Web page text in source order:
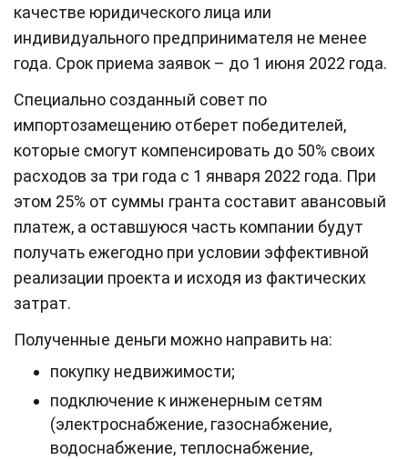
качестве юридического лица или
индивидуального предпринимателя не менее
года. Срок приема заявок – до 1 июня 2022 года.
Специально созданный совет по
импортозамещению отберет победителей,
которые смогут компенсировать до 50% своих
расходов за три года с 1 января 2022 года. При
этом 25% от суммы гранта составит авансовый
платеж, а оставшуюся часть компании будут
получать ежегодно при условии эффективной
реализации проекта и исходя из фактических
затрат.
Полученные деньги можно направить на:
покупку недвижимости;
подключение к инженерным сетям
(электроснабжение, газоснабжение,
водоснабжение, теплоснабжение,